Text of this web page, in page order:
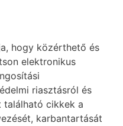
hogy közérthető és
elektronikus
riasztásról és
található cikkek a
karbantartását